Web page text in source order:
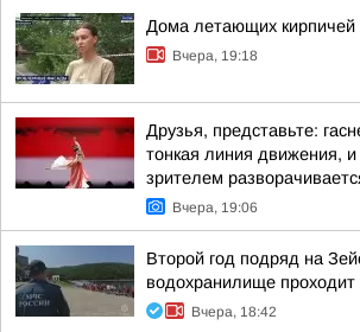
Дома летающих кирпичей
Вчера, 19:18
Друзья, представьте:
тонкая линия движения, и
зрителем
Вчера, 19:06
Второй год подряд на
водохранилище
Вчера, 18:42